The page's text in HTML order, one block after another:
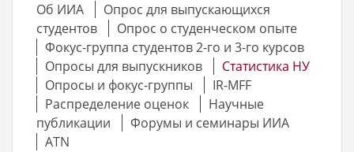
Об ИИА
Опрос для выпускающихся
студентов
Опрос о студенческом опыте
Фокус-группа студентов 2-го и 3-го курсов
Опросы для выпускников
Статистика НУ
Опросы и фокус-группы
IR-MFF
Распределение оценок
Научные
публикации
Форумы и семинары ИИА
ATN